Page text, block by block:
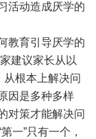
活动造成厌学的
教育引导厌学的
建议家长从以
从根本上解决问
因是多种多样
对策才能解决问
一”只有一个，